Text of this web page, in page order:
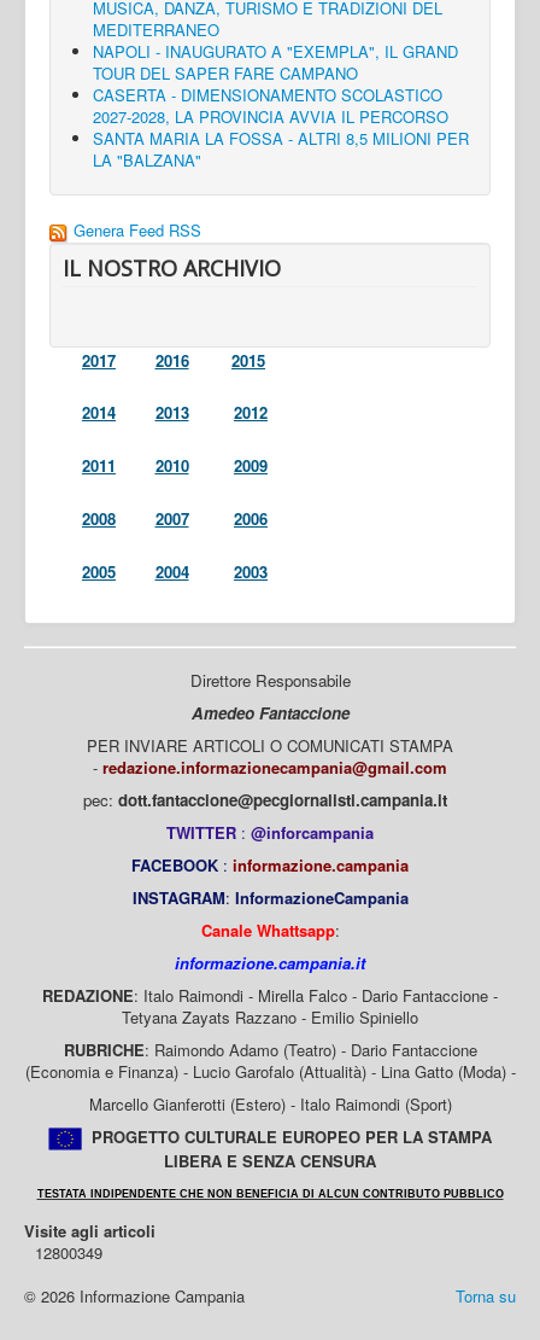
MUSICA, DANZA, TURISMO E TRADIZIONI DEL
MEDITERRANEO
NAPOLI - INAUGURATO A "EXEMPLA", IL GRAND
TOUR DEL SAPER FARE CAMPANO
CASERTA - DIMENSIONAMENTO SCOLASTICO
2027-2028, LA PROVINCIA AVVIA IL PERCORSO
SANTA MARIA LA FOSSA - ALTRI 8,5 MILIONI PER
LA "BALZANA"
Genera Feed RSS
IL NOSTRO ARCHIVIO
2017 2016 2015
2014 2013 2012
2011 2010 2009
2008 2007 2006
2005 2004 2003
Direttore Responsabile
Amedeo Fantaccione
PER INVIARE ARTICOLI O COMUNICATI STAMPA
- redazione.informazionecampania@gmail.com
pec: dott.fantaccione@pecgiornalisti.campania.it
TWITTER : @inforcampania
FACEBOOK : informazione.campania
INSTAGRAM: InformazioneCampania
Canale Whattsapp:
informazione.campania.it
REDAZIONE: Italo Raimondi - Mirella Falco - Dario Fantaccione -
Tetyana Zayats Razzano - Emilio Spiniello
RUBRICHE: Raimondo Adamo (Teatro) - Dario Fantaccione
(Economia e Finanza) - Lucio Garofalo (Attualità) - Lina Gatto (Moda) -
Marcello Gianferotti (Estero) - Italo Raimondi (Sport)
PROGETTO CULTURALE EUROPEO PER LA STAMPA
LIBERA E SENZA CENSURA
TESTATA INDIPENDENTE CHE NON BENEFICIA DI ALCUN CONTRIBUTO PUBBLICO
Visite agli articoli
12800349
Torna su
© 2026 Informazione Campania